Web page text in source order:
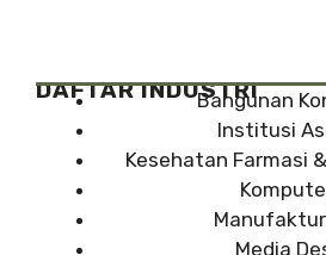
DAFTAR INDUSTRI
Bangunan
Institusi
Kesehatan Farmasi
Media